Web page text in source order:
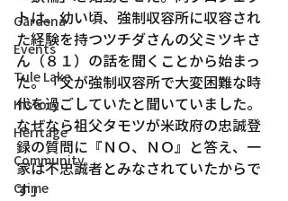
Gardena
Events
Tule Lake
History
Heritage
Community
Crime
トは、幼い頃、強制収容所に収容され
た経験を持つツチダさんの父ミツキさ
ん（８１）の話を聞くことから始まっ
た。「父が強制収容所で大変困難な時
代を過ごしていたと聞いていました。
なぜなら祖父タモツが米政府の忠誠登
録の質問に『ＮＯ、ＮＯ』と答え、一
家は不忠誠者とみなされていたからで
す」